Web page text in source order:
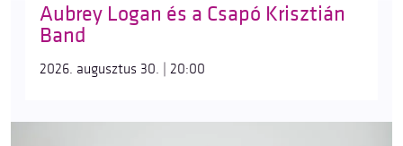
Aubrey Logan és a Csapó Krisztián
Band
2026. augusztus 30. | 20:00